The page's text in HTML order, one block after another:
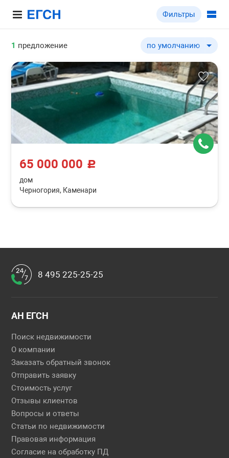
Фильтры
1 предложение по умолчанию
по умолчанию
по цене ↓
по цене ↑
65 000 000 c
дом
Черногория, Каменари
8 495 225-25-25
АН ЕГСН
Поиск недвижимости
О компании
Заказать обратный звонок
Отправить заявку
Стоимость услуг
Отзывы клиентов
Вопросы и ответы
Статьи по недвижимости
Правовая информация
Согласие на обработку ПД